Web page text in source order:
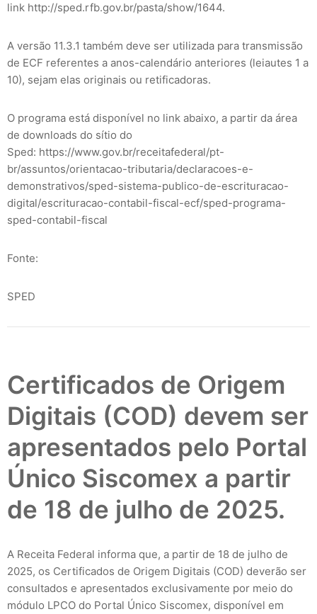
link http://sped.rfb.gov.br/pasta/show/1644.
A versão 11.3.1 também deve ser utilizada para transmissão
de ECF referentes a anos-calendário anteriores (leiautes 1 a
10), sejam elas originais ou retificadoras.
O programa está disponível no link abaixo, a partir da área
de downloads do sítio do
Sped: https://www.gov.br/receitafederal/pt-
br/assuntos/orientacao-tributaria/declaracoes-e-
demonstrativos/sped-sistema-publico-de-escrituracao-
digital/escrituracao-contabil-fiscal-ecf/sped-programa-
sped-contabil-fiscal
Fonte:
SPED
Certificados de Origem
Digitais (COD) devem ser
apresentados pelo Portal
Único Siscomex a partir
de 18 de julho de 2025.
A Receita Federal informa que, a partir de 18 de julho de
2025, os Certificados de Origem Digitais (COD) deverão ser
consultados e apresentados exclusivamente por meio do
módulo LPCO do Portal Único Siscomex, disponível em